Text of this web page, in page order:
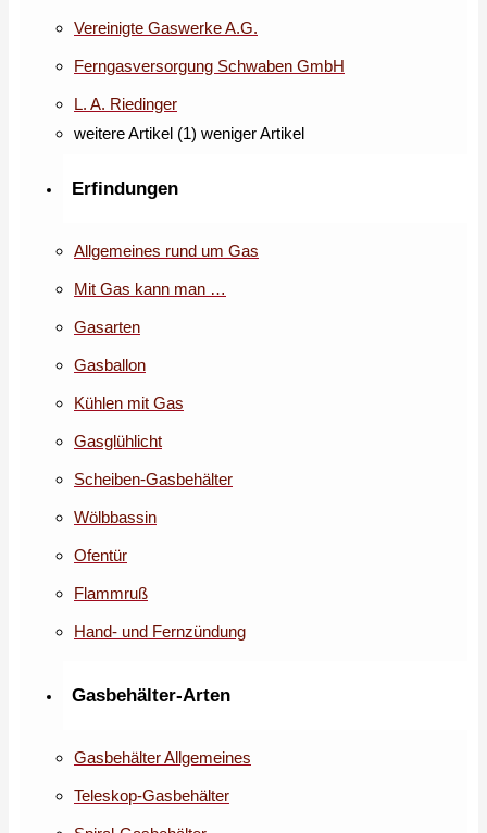
Vereinigte Gaswerke A.G.
Ferngasversorgung Schwaben GmbH
L. A. Riedinger
weitere Artikel (1) weniger Artikel
Erfindungen
Allgemeines rund um Gas
Mit Gas kann man …
Gasarten
Gasballon
Kühlen mit Gas
Gasglühlicht
Scheiben-Gasbehälter
Wölbbassin
Ofentür
Flammruß
Hand- und Fernzündung
Gasbehälter-Arten
Gasbehälter Allgemeines
Teleskop-Gasbehälter